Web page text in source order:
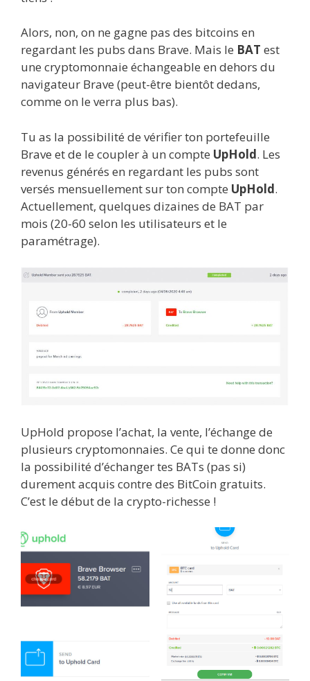
Alors, non, on ne gagne pas des bitcoins en
regardant les pubs dans Brave. Mais le BAT est
une cryptomonnaie échangeable en dehors du
navigateur Brave (peut-être bientôt dedans,
comme on le verra plus bas).
Tu as la possibilité de vérifier ton portefeuille
Brave et de le coupler à un compte UpHold. Les
revenus générés en regardant les pubs sont
versés mensuellement sur ton compte UpHold.
Actuellement, quelques dizaines de BAT par
mois (20-60 selon les utilisateurs et le
paramétrage).
UpHold propose l’achat, la vente, l’échange de
plusieurs cryptomonnaies. Ce qui te donne donc
la possibilité d’échanger tes BATs (pas si)
durement acquis contre des BitCoin gratuits.
C’est le début de la crypto-richesse !